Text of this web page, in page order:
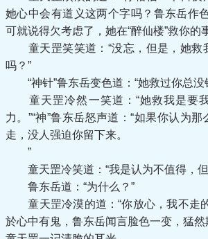
她心中会有道义这两个字吗？鲁东岳作
可就说得欠考虑了，她在“醉仙楼”救你的
童天罡笑笑道：“没忘，但是，她救
吗？”
“神针”鲁东岳变色道：“她救过你总没
童天罡冷然一笑道：“她救我是要
力。”“神”鲁东岳怒声道：“如果你认为
走，没人强迫你留下来。
”
童天罡冷笑道：“我是认为不值得，但
鲁东岳道：“为什么？”
童天罡冷漠的道：“你放心，我不走
於心中有鬼，鲁东岳闻言脸色一变，猛